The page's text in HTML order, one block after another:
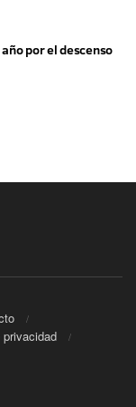
por el descenso